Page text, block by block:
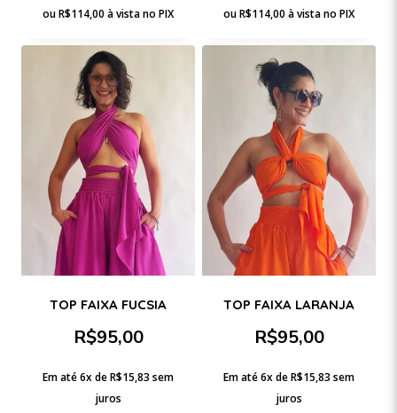
ouR$114,00 à vista no PIX
ouR$114,00 à vista no PIX
TOP FAIXA FUCSIA
R$95,00
Em até 6x deR$15,83 sem
juros
TOP FAIXA LARANJA
R$95,00
Em até 6x deR$15,83 sem
juros